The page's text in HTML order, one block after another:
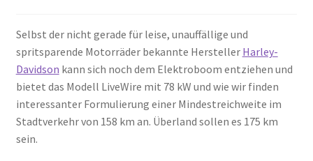
Selbst der nicht gerade für leise, unauffällige und
spritsparende Motorräder bekannte Hersteller Harley-
Davidson kann sich noch dem Elektroboom entziehen und
bietet das Modell LiveWire mit 78 kW und wie wir finden
interessanter Formulierung einer Mindestreichweite im
Stadtverkehr von 158 km an. Überland sollen es 175 km
sein.